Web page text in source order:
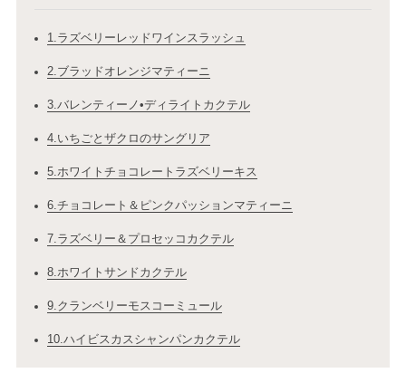
1.ラズベリーレッドワインスラッシュ
2.ブラッドオレンジマティーニ
3.バレンティーノ•ディライトカクテル
4.いちごとザクロのサングリア
5.ホワイトチョコレートラズベリーキス
6.チョコレート＆ピンクパッションマティーニ
7.ラズベリー＆プロセッコカクテル
8.ホワイトサンドカクテル
9.クランベリーモスコーミュール
10.ハイビスカスシャンパンカクテル